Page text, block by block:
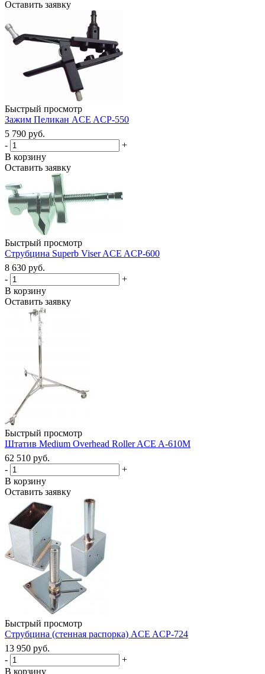
Оставить заявку
Быстрый просмотр
Зажим Пеликан ACE ACP-550
5 790 руб.
-
+
В корзину
Оставить заявку
Быстрый просмотр
Струбцина Superb Viser ACE ACP-600
8 630 руб.
-
+
В корзину
Оставить заявку
Быстрый просмотр
Штатив Medium Overhead Roller ACE A-610M
62 510 руб.
-
+
В корзину
Оставить заявку
Быстрый просмотр
Струбцина (стенная распорка) ACE ACP-724
13 950 руб.
-
+
В корзину